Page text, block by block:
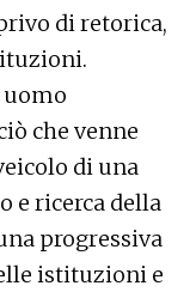
di retorica,
uomo
che venne
di una
e ricerca della
progressiva
istituzioni e